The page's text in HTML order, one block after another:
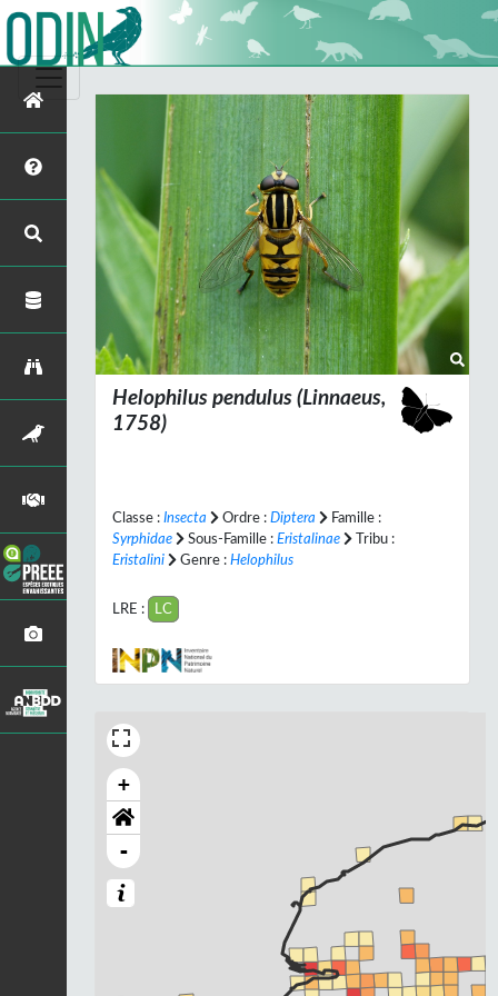
Helophilus pendulus (Linnaeus,
1758)
Classe : Insecta Ordre : Diptera
Famille :
Syrphidae
Sous-Famille : Eristalinae
Tribu :
Eristalini
Genre : Helophilus
LRE : LC
+
-